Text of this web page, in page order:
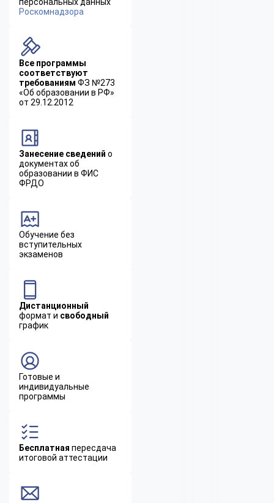
Роскомнадзора
Все программы
соответствуют
требованиям ФЗ №273
«Об образовании в РФ»
от 29.12.2012
Занесение сведений о
документах об
образовании в ФИС
ФРДО
Обучение без
вступительных
экзаменов
Дистанционный
формат и свободный
график
Готовые и
индивидуальные
программы
Бесплатная пересдача
итоговой аттестации